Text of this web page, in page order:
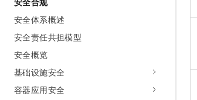
安全体系概述
安全责任共担模型
安全概览
基础设施安全
容器应用安全